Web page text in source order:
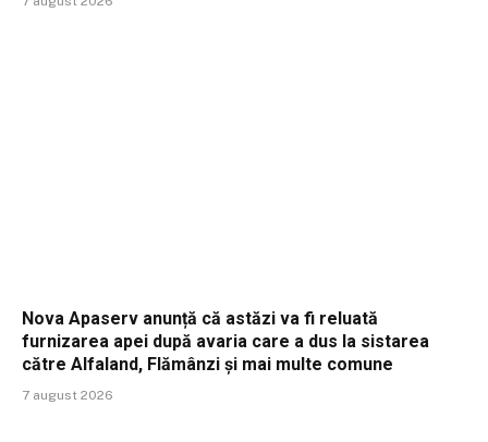
Nova Apaserv anunță că astăzi va fi reluată
furnizarea apei după avaria care a dus la sistarea
către Alfaland, Flămânzi și mai multe comune
7 august 2026